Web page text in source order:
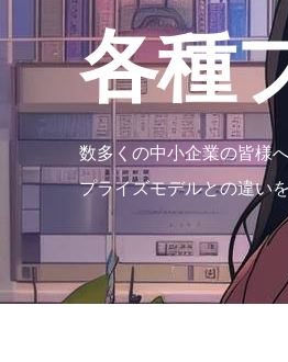
各種
数多くの中小企業の皆様
プライズモデルとの違い